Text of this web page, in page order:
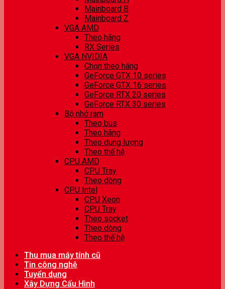
Mainboard B
Mainboard Z
VGA AMD
Theo hãng
RX Series
VGA NVIDIA
Chọn theo hãng
GeForce GTX 10 series
GeForce GTX 16 series
GeForce RTX 20 series
GeForce RTX 30 series
Bộ nhớ ram
Theo bus
Theo hãng
Theo dung lượng
Theo thế hệ
CPU AMD
CPU Tray
Theo dòng
CPU Intel
CPU Xeon
CPU Tray
Theo socket
Theo dòng
Theo thế hệ
Thu mua máy tính cũ
Tin công nghệ
Tuyển dụng
Xây Dựng Cấu Hình